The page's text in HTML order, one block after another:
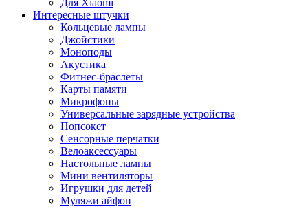
Для Xiaomi
Интересные штучки
Кольцевые лампы
Джойстики
Моноподы
Акустика
Фитнес-браслеты
Карты памяти
Микрофоны
Универсальные зарядные устройства
Попсокет
Сенсорные перчатки
Велоаксессуары
Настольные лампы
Мини вентиляторы
Игрушки для детей
Муляжи айфон